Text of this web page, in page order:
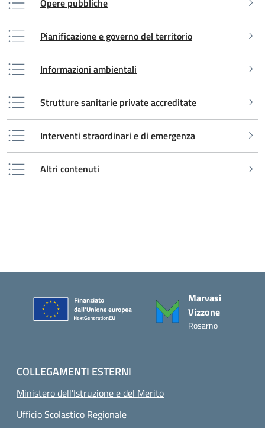
Opere pubbliche
Pianificazione e governo del territorio
Informazioni ambientali
Strutture sanitarie private accreditate
Interventi straordinari e di emergenza
Altri contenuti
Marvasi
Vizzone
Rosarno
COLLEGAMENTI ESTERNI
Ministero dell'Istruzione e del Merito
Ufficio Scolastico Regionale